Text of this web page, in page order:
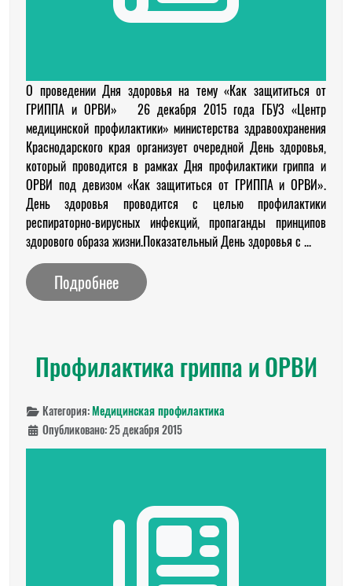
О проведении Дня здоровья на тему «Как защититься от
ГРИППА и ОРВИ» 26 декабря 2015 года ГБУЗ «Центр
медицинской профилактики» министерства здравоохранения
Краснодарского края организует очередной День здоровья,
который проводится в рамках Дня профилактики гриппа и
ОРВИ под девизом «Как защититься от ГРИППА и ОРВИ».
День здоровья проводится с целью профилактики
респираторно-вирусных инфекций, пропаганды принципов
здорового образа жизни.Показательный День здоровья с ...
Подробнее
Профилактика гриппа и ОРВИ
Категория:Медицинская профилактика
Опубликовано: 25 декабря 2015